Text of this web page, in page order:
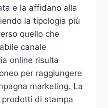
e la affidano alla
la tipologia più
quello che
canale
online risulta
per raggiungere
marketing. La
di stampa